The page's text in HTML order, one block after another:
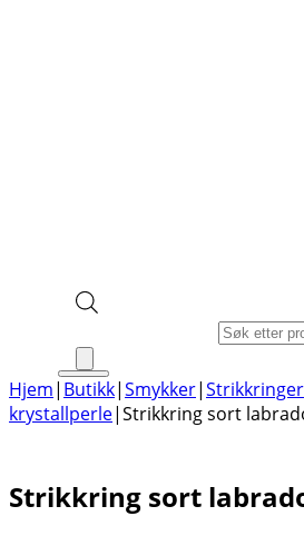
Hjem| Butikk|Smykker|Strikkringer
krystallperle|Strikkring sort
Strikkring sort